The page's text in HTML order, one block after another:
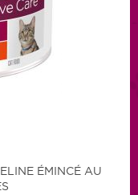
ÉMINCÉ AU